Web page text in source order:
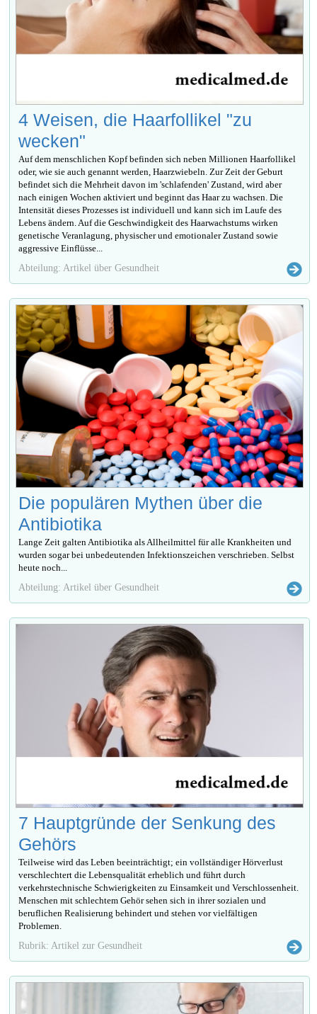
4 Weisen, die Haarfollikel "zu
wecken"
Auf dem menschlichen Kopf befinden sich neben Millionen Haarfollikel
oder, wie sie auch genannt werden, Haarzwiebeln. Zur Zeit der Geburt
befindet sich die Mehrheit davon im 'schlafenden' Zustand, wird aber
nach einigen Wochen aktiviert und beginnt das Haar zu wachsen. Die
Intensität dieses Prozesses ist individuell und kann sich im Laufe des
Lebens ändern. Auf die Geschwindigkeit des Haarwachstums wirken
genetische Veranlagung, physischer und emotionaler Zustand sowie
aggressive Einflüsse...
Abteilung: Artikel über Gesundheit
Die populären Mythen über die
Antibiotika
Lange Zeit galten Antibiotika als Allheilmittel für alle Krankheiten und
wurden sogar bei unbedeutenden Infektionszeichen verschrieben. Selbst
heute noch...
Abteilung: Artikel über Gesundheit
7 Hauptgründe der Senkung des
Gehörs
Teilweise wird das Leben beeinträchtigt; ein vollständiger Hörverlust
verschlechtert die Lebensqualität erheblich und führt durch
verkehrstechnische Schwierigkeiten zu Einsamkeit und Verschlossenheit.
Menschen mit schlechtem Gehör sehen sich in ihrer sozialen und
beruflichen Realisierung behindert und stehen vor vielfältigen
Problemen.
Rubrik: Artikel zur Gesundheit